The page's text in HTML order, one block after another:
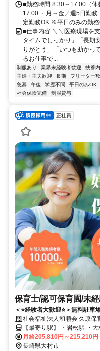
■勤務時間 8:30～17:00（
17:00 ・月～金／週5日勤
定勤務OK ※平日のみの勤
■仕事内容 ＼＼医療現場を
タイムでしっかり」「長期
りがとう」「いつも助かっ
るお仕事で...
制服あり 業界未経験者歓迎 扶養
主婦・主夫歓迎
長期 フリーター
急募
午後 学歴不問 平日のみOK
社会保険完備
制服貸与
正社員
保育士/認可保育園/未
＜⭐経験者大歓迎⭐＞無料駐
用70歳⭕ライフステージの変
社会福祉法人和順会 久原保
【最寄り駅】 ・岩松駅 ・大
月給205,810円～215,210円
長崎県大村市